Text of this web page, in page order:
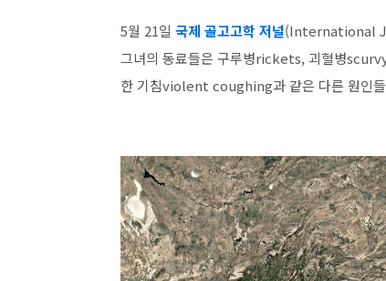
5월 21일 국제 골고고학 저널(International
그녀의 동료들은 구루병rickets, 괴혈병
한 기침violent coughing과 같은 다른 원인들